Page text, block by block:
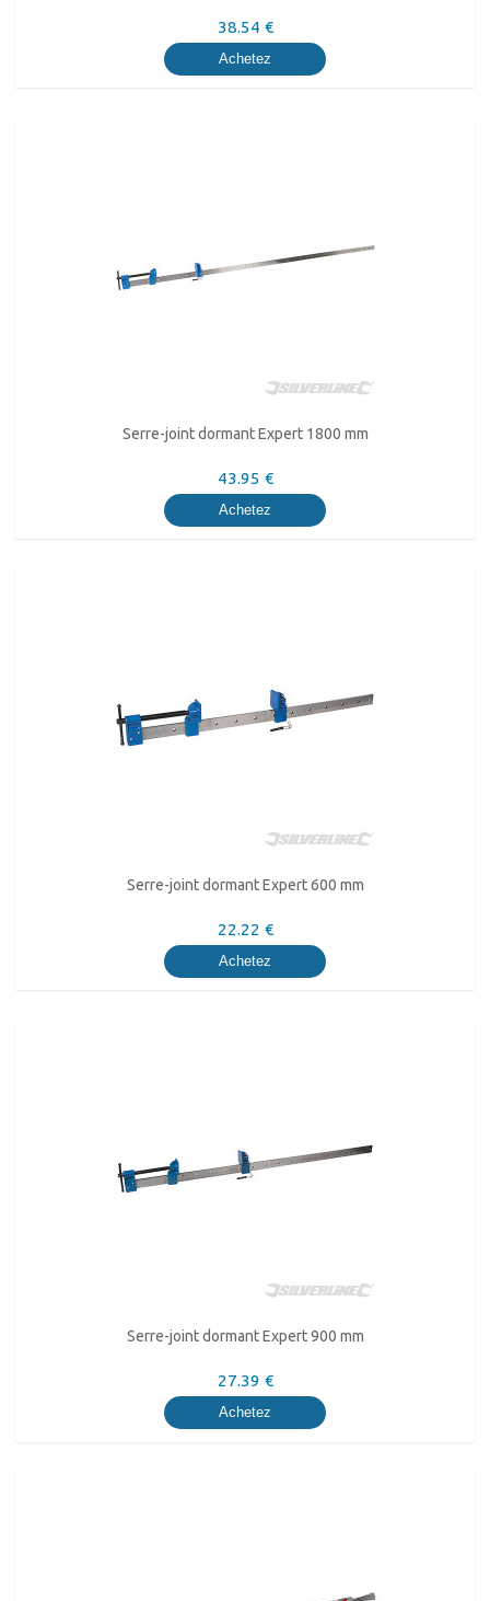
38.54 €
Achetez
Serre-joint dormant Expert 1800 mm
43.95 €
Achetez
Serre-joint dormant Expert 600 mm
22.22 €
Achetez
Serre-joint dormant Expert 900 mm
27.39 €
Achetez